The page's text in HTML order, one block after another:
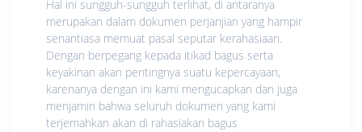
Hal ini sungguh-sungguh terlihat, di antaranya
merupakan dalam dokumen perjanjian yang hampir
senantiasa memuat pasal seputar kerahasiaan.
Dengan berpegang kepada itikad bagus serta
keyakinan akan pentingnya suatu kepercayaan,
karenanya dengan ini kami mengucapkan dan juga
menjamin bahwa seluruh dokumen yang kami
terjemahkan akan di rahasiakan bagus